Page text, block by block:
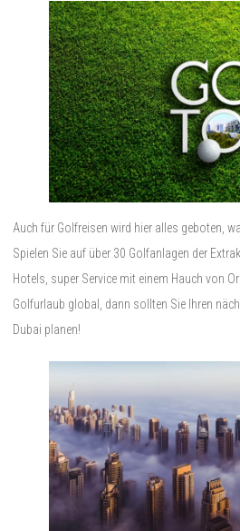
Auch für Golfreisen wird hier alles geboten,
Spielen Sie auf über 30 Golfanlagen der
Hotels, super Service mit einem Hauch von
Golfurlaub global, dann sollten Sie Ihren
Dubai planen!